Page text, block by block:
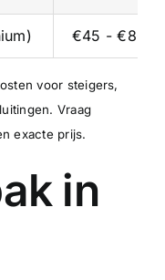
€45 - €80
voor steigers,
Vraag
exacte prijs.
in